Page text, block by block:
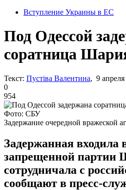
Вступление Украины в ЕС
Под Одессой
соратница
Текст: Пустіва Валентина, 9
0
954
Фото: СБУ
Задержание очередной вражеской
Задержанная входила
запрещенной партии
сотрудничала с
сообщают в пресс-